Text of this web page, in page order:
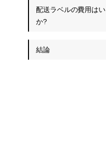
配送ラベルの費用は
か?
結論